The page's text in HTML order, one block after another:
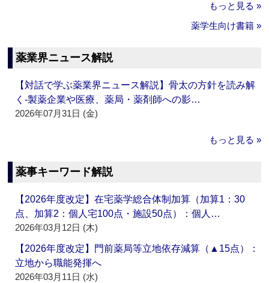
もっと見る »
薬学生向け書籍 »
薬業界ニュース解説
【対話で学ぶ薬業界ニュース解説】骨太の方針を読み解
く‐製薬企業や医療、薬局・薬剤師への影…
2026年07月31日 (金)
もっと見る »
薬事キーワード解説
【2026年度改定】在宅薬学総合体制加算（加算1：30
点、加算2：個人宅100点・施設50点）：個人…
2026年03月12日 (木)
【2026年度改定】門前薬局等立地依存減算（▲15点）：
立地から職能発揮へ
2026年03月11日 (水)